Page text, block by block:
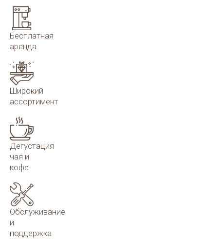
Бесплатная
аренда
Широкий
ассортимент
Дегустация
чая и
кофе
Обслуживание
и
поддержка